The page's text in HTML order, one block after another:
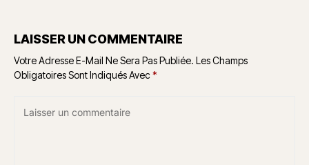
LAISSER UN COMMENTAIRE
Votre Adresse E-Mail Ne Sera Pas Publiée. Les Champs
Obligatoires Sont Indiqués Avec*